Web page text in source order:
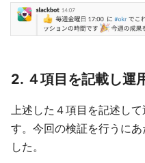
2. ４項目を記載し運
上述した４項目を記述し
す。今回の検証を行うに
した。